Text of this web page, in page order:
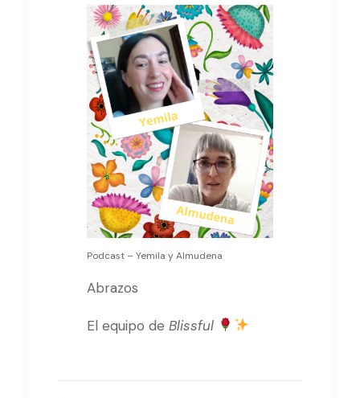
Podcast – Yemila y Almudena
Abrazos
El equipo de Blissful